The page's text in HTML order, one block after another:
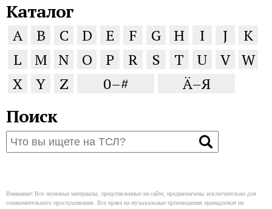
Каталог
A B C D E F G H I J
K
L
M N O P R S T U V W
X
Y Z 0–# Ä–Я
Поиск
Внимание! Все звуковые материалы, представленные на сайте, предназначены исключительно для
ознакомительного прослушивания. Все права на музыкальные произведения принадлежат их